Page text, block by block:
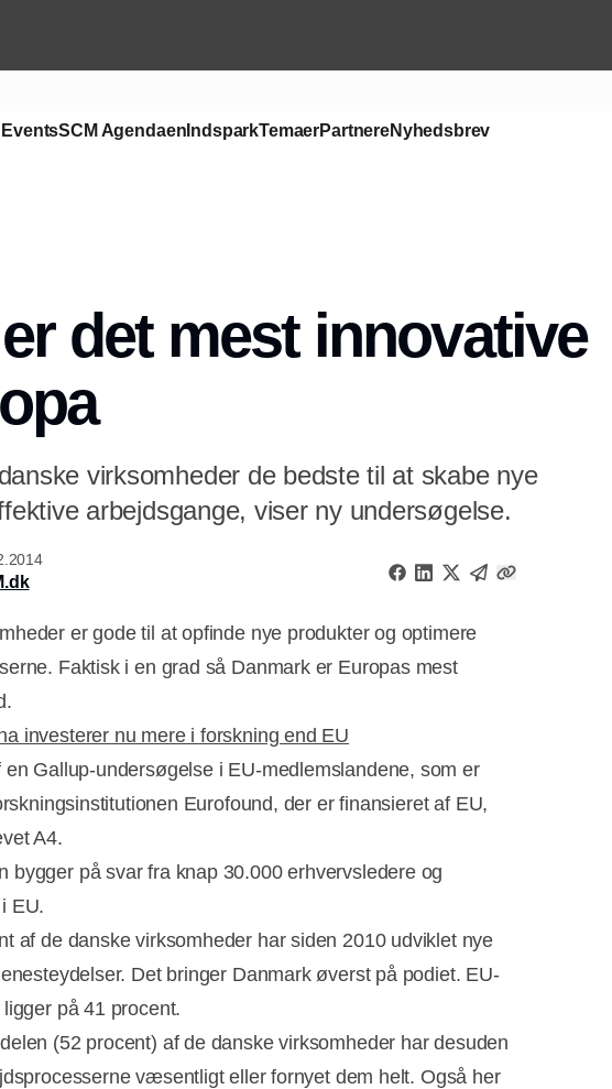
EventsSCM Agendaen IndsparkTemaerPartnereNyhedsbrev
det mest innovative
virksomheder de bedste til at skabe nye
arbejdsgange, viser ny undersøgelse.
er gode til at opfinde nye produkter og optimere
Faktisk i en grad så Danmark er Europas mest
investerer nu mere i forskning end EU
en Gallup-undersøgelse i EU-medlemslandene, som er
Eurofound, der er finansieret af EU,
A4.
bygger på svar fra knap 30.000 erhvervsledere og
EU.
af de danske virksomheder har siden 2010 udviklet nye
Det bringer Danmark øverst på podiet. EU-
på 41 procent.
(52 procent) af de danske virksomheder har desuden
væsentligt eller fornyet dem helt. Også her